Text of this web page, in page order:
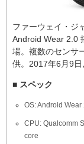
ファーウェイ・ジ
Android Wear 2.0
場。複数のセンサ
供。2017年6月9日
■ スペック
OS: Android
CPU: Qualcomm
core